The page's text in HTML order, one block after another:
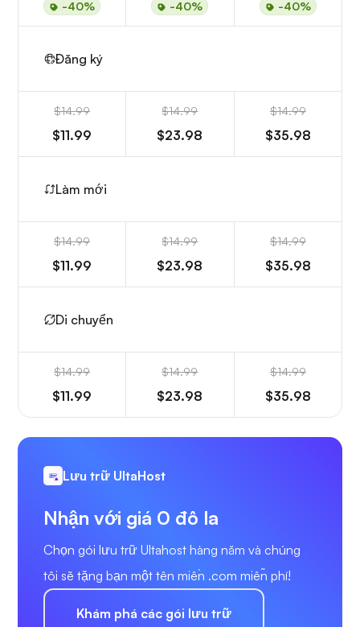
-40% -40% -40%
Đăng ký
$14.99
$11.99
$14.99
$23.98
$14.99
$35.98
Làm mới
$14.99
$11.99
$14.99
$23.98
$14.99
$35.98
Di chuyển
$14.99
$11.99
$14.99
$23.98
$14.99
$35.98
Lưu trữ UltaHost
Nhận với giá 0 đô la
Chọn gói lưu trữ Ultahost hàng năm và chúng
tôi sẽ tặng bạn một tên miền .com miễn phí!
Khám phá các gói lưu trữ